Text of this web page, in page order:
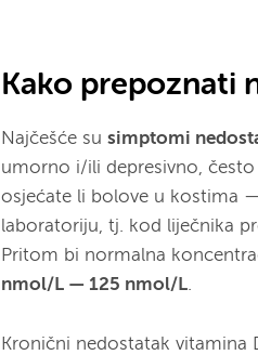
Kako prepoznati
Najčešće susimptomi
umorno i/ili depresivno,
osjećate li bolove u kostima —
laboratoriju, tj. kod liječnika
Pritom bi normalna
nmol/L — 125 nmol/L.
Kronični nedostatak vitamina